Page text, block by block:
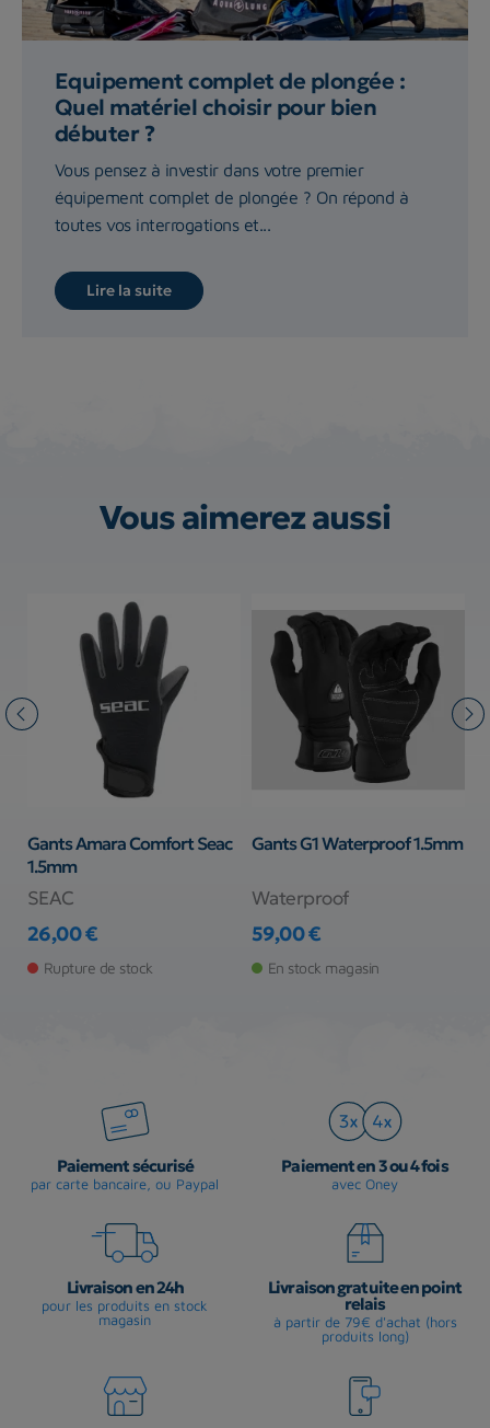
Equipement complet de plongée :
Quel matériel choisir pour bien
débuter ?
Vous pensez à investir dans votre premier
équipement complet de plongée ? On répond à
toutes vos interrogations et...
Lire la suite
Vous aimerez aussi
Gants Amara Comfort Seac
1.5mm
SEAC
Prix
26,00 €
Rupture de stock
Gants G1 Waterproof 1.5mm
Waterproof
Prix
59,00 €
En stock magasin
Paiement sécurisé
par carte bancaire, ou Paypal
Paiement en 3 ou 4 fois
avec Oney
Livraison en 24h
pour les produits en stock
magasin
Livraison gratuite en point
relais
à partir de 79€ d'achat (hors
produits long)